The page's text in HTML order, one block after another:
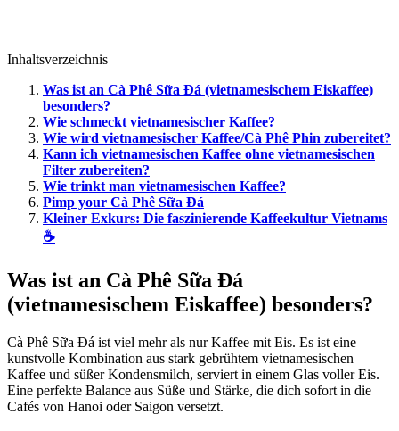
Inhaltsverzeichnis
Was ist an Cà Phê Sữa Đá (vietnamesischem Eiskaffee)
besonders?
Wie schmeckt vietnamesischer Kaffee?
Wie wird vietnamesischer Kaffee/Cà Phê Phin zubereitet?
Kann ich vietnamesischen Kaffee ohne vietnamesischen
Filter zubereiten?
Wie trinkt man vietnamesischen Kaffee?
Pimp your Cà Phê Sữa Đá
Kleiner Exkurs: Die faszinierende Kaffeekultur Vietnams
☕
Was ist an Cà Phê Sữa Đá
(vietnamesischem Eiskaffee) besonders?
Cà Phê Sữa Đá ist viel mehr als nur Kaffee mit Eis. Es ist eine
kunstvolle Kombination aus stark gebrühtem vietnamesischen
Kaffee und süßer Kondensmilch, serviert in einem Glas voller Eis.
Eine perfekte Balance aus Süße und Stärke, die dich sofort in die
Cafés von Hanoi oder Saigon versetzt.